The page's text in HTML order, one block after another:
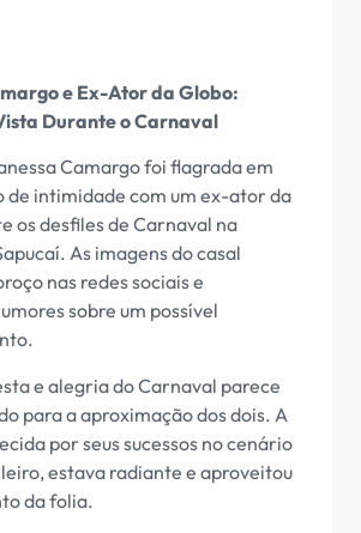
e Ex-Ator da Globo:
Durante o Carnaval
Camargo foi flagrada em
de intimidade com um ex-ator da
os desfiles de Carnaval na
As imagens do casal
nas redes sociais e
sobre um possível
e alegria do Carnaval parece
para a aproximação dos dois. A
por seus sucessos no cenário
estava radiante e aproveitou
da folia.